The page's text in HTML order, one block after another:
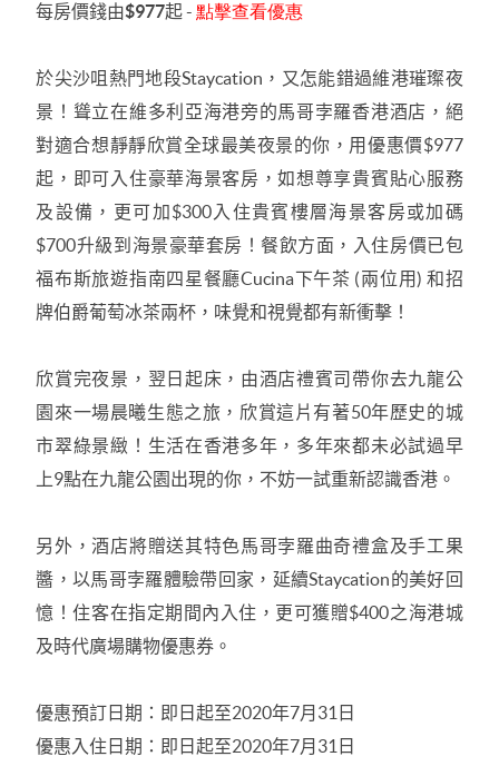
每房價錢由$977起-點擊查看優惠
於尖沙咀熱門地段Staycation ，又怎能錯過維港璀璨夜
景！聳立在維多利亞海港旁的馬哥孛羅香港酒店，絕
對適合想靜靜欣賞全球最美夜景的你，用優惠價$977
起，即可入住豪華海景客房，如想尊享貴賓貼心服務
及設備，更可加$300入住貴賓樓層海景客房或加碼
$700升級到海景豪華套房！餐飲方面，入住房價已包
福布斯旅遊指南四星餐廳Cucina下午茶 (兩位用) 和招
牌伯爵葡萄冰茶兩杯，味覺和視覺都有新衝擊！
欣賞完夜景，翌日起床，由酒店禮賓司帶你去九龍公
園來一場晨曦生態之旅，欣賞這片有著50年歷史的城
市翠綠景緻！生活在香港多年，多年來都未必試過早
上9點在九龍公園出現的你，不妨一試重新認識香港。
另外，酒店將贈送其特色馬哥孛羅曲奇禮盒及手工果
醬，以馬哥孛羅體驗帶回家，延續Staycation的美好回
憶！住客在指定期間內入住，更可獲贈$400之海港城
及時代廣場購物優惠券。
優惠預訂日期：即日起至2020年7月 31 日
優惠入住日期：即日起至2020年7月 31 日